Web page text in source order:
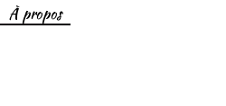
À propos